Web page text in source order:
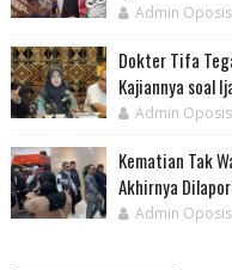
Admin
Dokter Tifa
Kajiannya soal
Admin
Kematian Tak
Akhirnya
Admin